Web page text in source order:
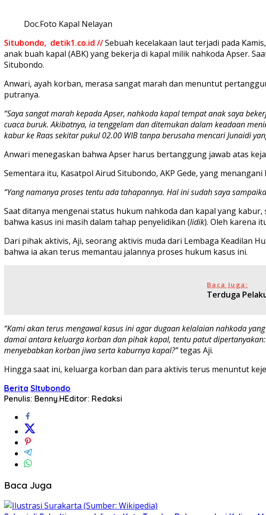
Doc.Foto Kapal Nelayan
Situbondo, detik1.co.id //Sebuah kecelakaan laut terjadi pada
anak buah kapal (ABK) yang bekerja di kapal milik nahkoda Apser.
Situbondo.
Anwari, ayah korban, merasa sangat marah dan menuntut
putranya.
“Saya sangat marah kepada Apser, nahkoda kapal tempat anak saya
cuaca buruk. Akibatnya, ia tenggelam dan ditemukan dalam keadaan
kabur ke Raas sekitar pukul 02.00 WIB tanpa berusaha mencari Junaidi
Anwari menegaskan bahwa Apser harus bertanggung jawab atas
Sementara itu, Kasatpol Airud Situbondo, AKP Gede, yang
“Yang namanya proses tentu ada tahapannya. Hal ini sudah saya
Saat ditanya mengenai status hukum nahkoda dan kapal yang
bahwa kasus ini masih dalam tahap penyelidikan (lidik). Oleh karena
Dari pihak aktivis, Aji, seorang aktivis muda dari Lembaga Keadilan
bahwa ia akan terus memantau jalannya proses hukum kasus ini.
Baca Juga:
Terduga
“Kami akan terus mengawal kasus ini agar dugaan kelalaian nahkoda
damai antara keluarga korban dan pihak kapal, tentu patut
menyebabkan korban jiwa serta kaburnya kapal?”tegas Aji.
Hingga saat ini, keluarga korban dan para aktivis terus menuntut
Berita SItubondo
Penulis: Benny.HEditor: Redaksi
Baca Juga